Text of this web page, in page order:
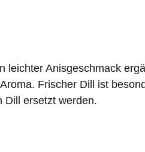
leichter Anisgeschmack
Frischer Dill ist
Dill ersetzt werden.